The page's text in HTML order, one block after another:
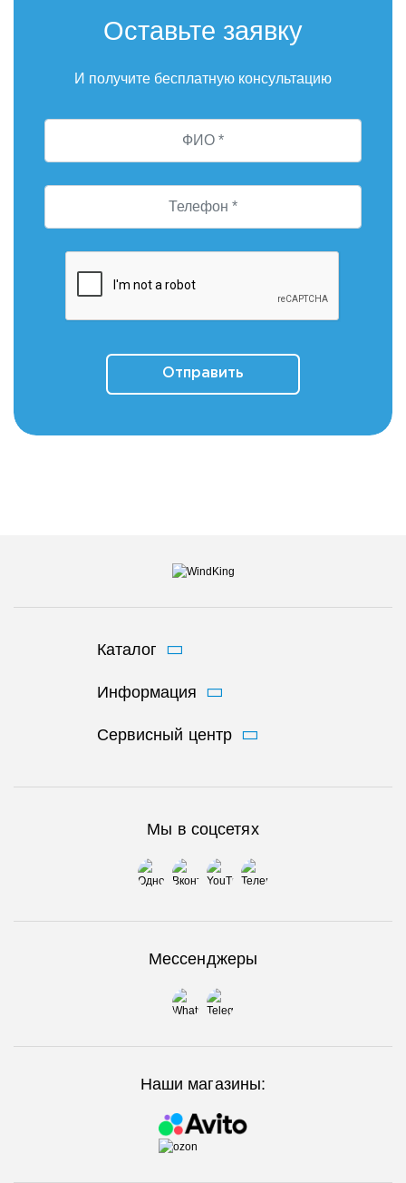
Оставьте заявку
И получите бесплатную консультацию
Отправить
Каталог
Информация
Сервисный центр
Мы в соцсетях
Мессенджеры
Наши магазины: